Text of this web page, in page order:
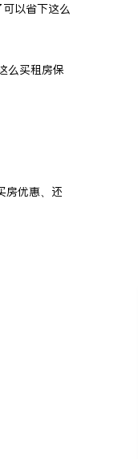
以省下这么
么买租房保
房优惠、还